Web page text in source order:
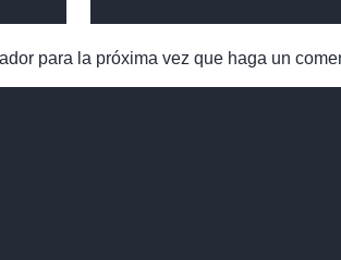
para la próxima vez que haga un